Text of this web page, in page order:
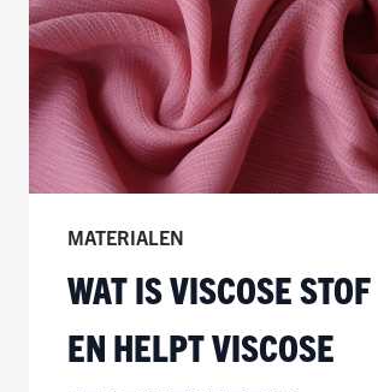
MATERIALEN
WAT IS VISCOSE STOF
EN HELPT VISCOSE